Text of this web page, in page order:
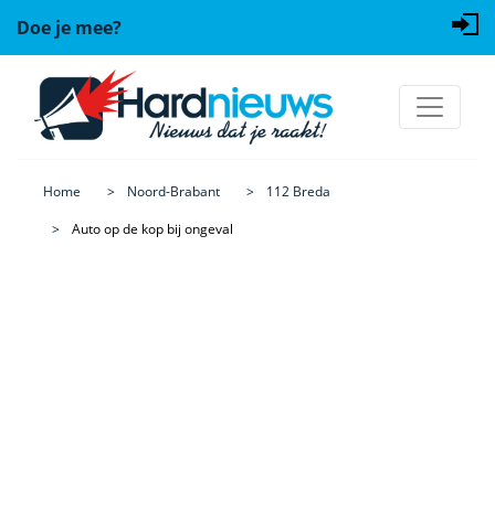
Doe je mee?
Home Noord-Brabant
112 Breda
Auto op de kop bij ongeval